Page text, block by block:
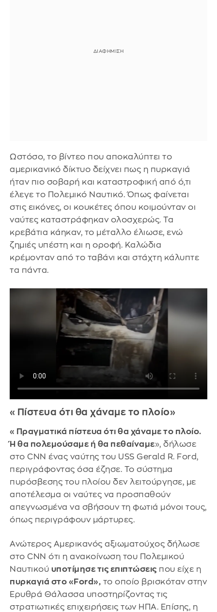
Ωστόσο, το βίντεο που αποκαλύπτει το
αμερικανικό δίκτυο δείχνει πως η πυρκαγιά
ήταν πιο σοβαρή και καταστροφική από ό,τι
έλεγε το Πολεμικό Ναυτικό. Όπως φαίνεται
στις εικόνες, οι κουκέτες όπου κοιμούνταν οι
ναύτες καταστράφηκαν ολοσχερώς. Τα
κρεβάτια κάηκαν, το μέταλλο έλιωσε, ενώ
ζημιές υπέστη και η οροφή. Καλώδια
κρέμονταν από το ταβάνι και στάχτη κάλυπτε
τα πάντα.
«Πίστευα ότι θα χάναμε το πλοίο»
«Πραγματικά πίστευα ότι θα χάναμε το πλοίο.
Ή θα πολεμούσαμε ή θα πεθαίναμε», δήλωσε
στο CNN ένας ναύτης του USS Gerald R. Ford,
περιγράφοντας όσα έζησε. Το σύστημα
πυρόσβεσης του πλοίου δεν λειτούργησε, με
αποτέλεσμα οι ναύτες να προσπαθούν
απεγνωσμένα να σβήσουν τη φωτιά μόνοι τους,
όπως περιγράφουν μάρτυρες.
Ανώτερος Αμερικανός αξιωματούχος δήλωσε
στο CNN ότι η ανακοίνωση του Πολεμικού
Ναυτικού υποτίμησε τις επιπτώσεις που είχε η
πυρκαγιά στο «Ford», το οποίο βρισκόταν στην
Ερυθρά Θάλασσα υποστηρίζοντας τις
στρατιωτικές επιχειρήσεις των ΗΠΑ. Επίσης, η